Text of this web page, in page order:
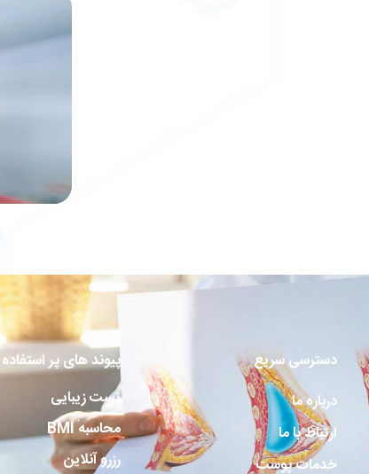
دسترسی سریع
درباره ما
ارتباط با ما
خدمات پوست
پیوند های پر استفاده
تست زیبایی
محاسبه BMI
رزرو آنلاین